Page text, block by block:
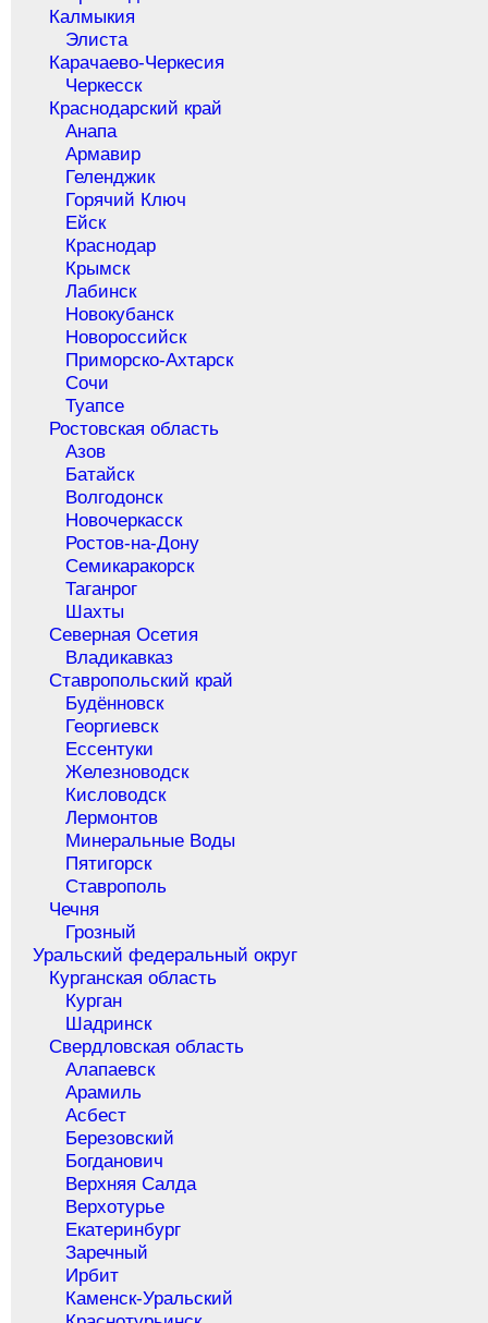
Калмыкия
Элиста
Карачаево-Черкесия
Черкесск
Краснодарский край
Анапа
Армавир
Геленджик
Горячий Ключ
Ейск
Краснодар
Крымск
Лабинск
Новокубанск
Новороссийск
Приморско-Ахтарск
Сочи
Туапсе
Ростовская область
Азов
Батайск
Волгодонск
Новочеркасск
Ростов-на-Дону
Семикаракорск
Таганрог
Шахты
Северная Осетия
Владикавказ
Ставропольский край
Будённовск
Георгиевск
Ессентуки
Железноводск
Кисловодск
Лермонтов
Минеральные Воды
Пятигорск
Ставрополь
Чечня
Грозный
Уральский федеральный округ
Курганская область
Курган
Шадринск
Свердловская область
Алапаевск
Арамиль
Асбест
Березовский
Богданович
Верхняя Салда
Верхотурье
Екатеринбург
Заречный
Ирбит
Каменск-Уральский